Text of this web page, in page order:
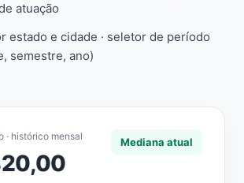
atuação
estado e cidade · seletor de período
semestre, ano)
· histórico mensal Mediana atual